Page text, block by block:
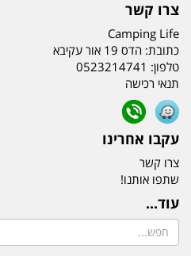
צרו קשר
Camping Life
כתובת: הדס 19 אור עקיבא
טלפון: 0523214741
תנאי רכישה
עקבו אחרינו
צרו קשר
שתפו אותנו!
עוד...